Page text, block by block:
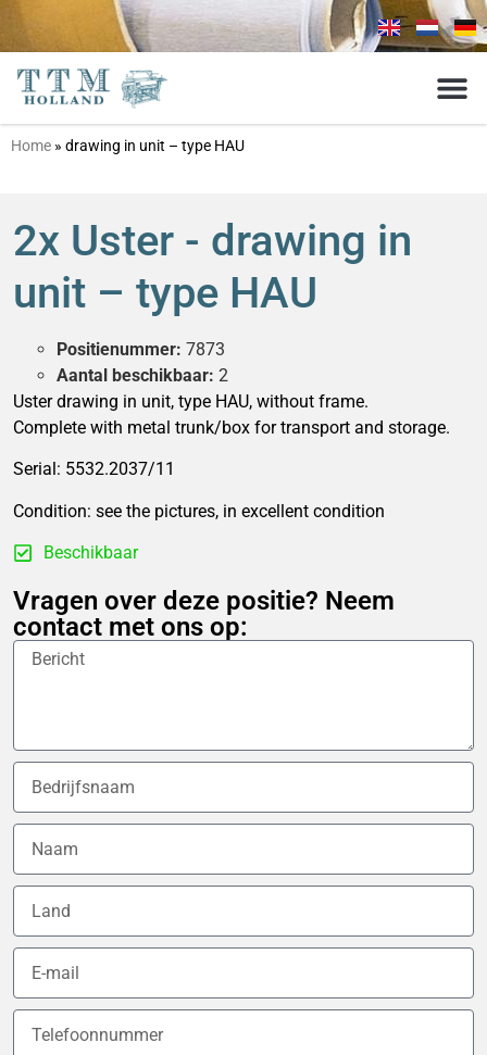
Home » drawing in unit – type HAU
2x Uster - drawing in
unit – type HAU
Positienummer: 7873
Aantal beschikbaar: 2
Uster drawing in unit, type HAU, without frame.
Complete with metal trunk/box for transport and storage.
Serial: 5532.2037/11
Condition: see the pictures, in excellent condition
Beschikbaar
Vragen over deze positie? Neem
contact met ons op: